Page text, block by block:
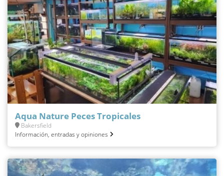
Aqua Nature Peces Tropicales
Bakersfield
Información, entradas y opiniones